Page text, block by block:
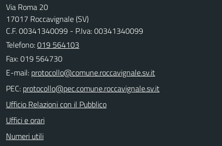
Via Roma 20
17017 Roccavignale (SV)
C.F. 00341340099 - P.Iva: 00341340099
Telefono:019 564103
Fax: 019 564730
E-mail:
PEC:
Ufficio Relazioni con il Pubblico
Uffici e orari
Numeri utili